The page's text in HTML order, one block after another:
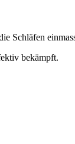
Schläfen
bekämpft.